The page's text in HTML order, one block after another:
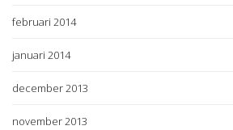
februari 2014
januari 2014
december 2013
november 2013